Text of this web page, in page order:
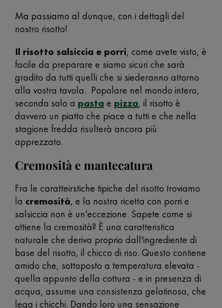
Ma passiamo al dunque, con i dettagli del
nostro risotto!
Il risotto salsiccia e porri, come avete visto, è
facile da preparare e siamo sicuri che sarà
gradito da tutti quelli che si siederanno attorno
alla vostra tavola. Popolare nel mondo intero,
secondo solo a pasta e pizza, il risotto è
davvero un piatto che piace a tutti e che nella
stagione fredda risulterà ancora più
apprezzato.
Cremosità e mantecatura
Fra le caratteirstiche tipiche del risotto troviamo
la cremosità, e la nostra ricetta con porri e
salsiccia non è un'eccezione. Sapete come si
ottiene la cremosità? È una caratteristica
naturale che deriva proprio dall'ingrediente di
base del risotto, il chicco di riso. Questo contiene
amido che, sottoposto a temperatura elevata -
quella appunto della cottura - e in presenza di
acqua, assume una consistenza gelatinosa, che
lega i chicchi. Dando loro una sensazione